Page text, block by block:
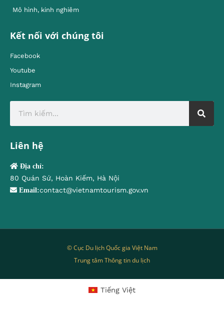
Mô hình, kinh nghiêm
Kết nối với chúng tôi
Facebook
Youtube
Instagram
Liên hệ
Địa chỉ:
80 Quán Sứ, Hoàn Kiếm, Hà Nội
Email:contact@vietnamtourism.gov.vn
© Cục Du lịch Quốc gia Việt Nam
Trung tâm Thông tin du lịch
Tiếng Việt